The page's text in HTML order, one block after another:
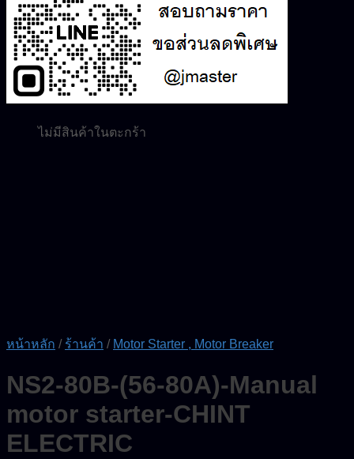
ค้นหา:
0
ตะกร้าสินค้า
ไม่มีสินค้าในตะกร้า
หน้าหลัก / ร้านค้า / Motor Starter , Motor Breaker
NS2-80B-(56-80A)-Manual
motor starter-CHINT
ELECTRIC